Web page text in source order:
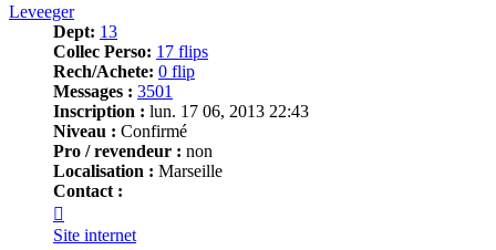
Leveeger
Dept: 13
Collec Perso: 17 flips
Rech/Achete: 0 flip
Messages : 3501
Inscription : lun. 17 06, 2013 22:43
Niveau : Confirmé
Pro / revendeur : non
Localisation : Marseille
Contact :
Leveeger
Site internet